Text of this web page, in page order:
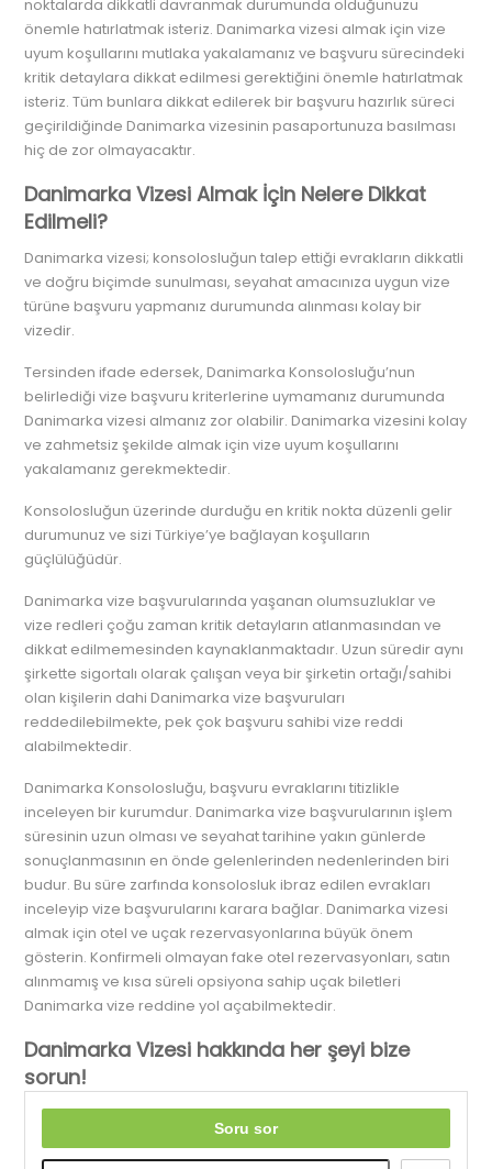
noktalarda dikkatli davranmak durumunda olduğunuzu
önemle hatırlatmak isteriz. Danimarka vizesi almak için vize
uyum koşullarını mutlaka yakalamanız ve başvuru sürecindeki
kritik detaylara dikkat edilmesi gerektiğini önemle hatırlatmak
isteriz. Tüm bunlara dikkat edilerek bir başvuru hazırlık süreci
geçirildiğinde Danimarka vizesinin pasaportunuza basılması
hiç de zor olmayacaktır.
Danimarka Vizesi Almak İçin Nelere Dikkat
Edilmeli?
Danimarka vizesi; konsolosluğun talep ettiği evrakların dikkatli
ve doğru biçimde sunulması, seyahat amacınıza uygun vize
türüne başvuru yapmanız durumunda alınması kolay bir
vizedir.
Tersinden ifade edersek, Danimarka Konsolosluğu’nun
belirlediği vize başvuru kriterlerine uymamanız durumunda
Danimarka vizesi almanız zor olabilir. Danimarka vizesini kolay
ve zahmetsiz şekilde almak için vize uyum koşullarını
yakalamanız gerekmektedir.
Konsolosluğun üzerinde durduğu en kritik nokta düzenli gelir
durumunuz ve sizi Türkiye’ye bağlayan koşulların
güçlülüğüdür.
Danimarka vize başvurularında yaşanan olumsuzluklar ve
vize redleri çoğu zaman kritik detayların atlanmasından ve
dikkat edilmemesinden kaynaklanmaktadır. Uzun süredir aynı
şirkette sigortalı olarak çalışan veya bir şirketin ortağı/sahibi
olan kişilerin dahi Danimarka vize başvuruları
reddedilebilmekte, pek çok başvuru sahibi vize reddi
alabilmektedir.
Danimarka Konsolosluğu, başvuru evraklarını titizlikle
inceleyen bir kurumdur. Danimarka vize başvurularının işlem
süresinin uzun olması ve seyahat tarihine yakın günlerde
sonuçlanmasının en önde gelenlerinden nedenlerinden biri
budur. Bu süre zarfında konsolosluk ibraz edilen evrakları
inceleyip vize başvurularını karara bağlar. Danimarka vizesi
almak için otel ve uçak rezervasyonlarına büyük önem
gösterin. Konfirmeli olmayan fake otel rezervasyonları, satın
alınmamış ve kısa süreli opsiyona sahip uçak biletleri
Danimarka vize reddine yol açabilmektedir.
Danimarka Vizesi hakkında her şeyi bize
sorun!
Soru sor